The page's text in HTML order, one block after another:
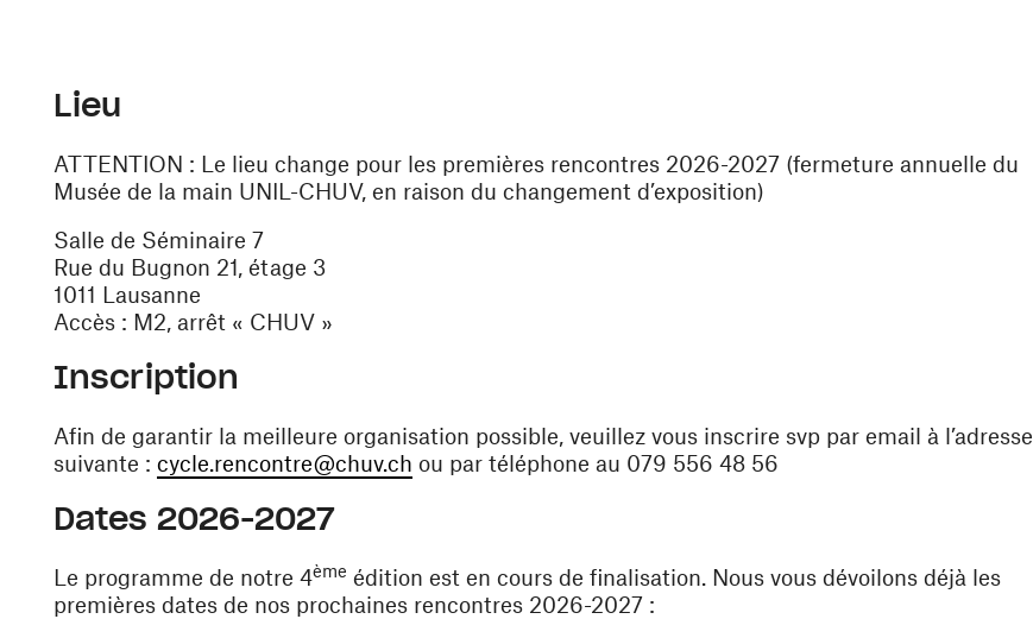
Lieu
ATTENTION : Le lieu change pour les premières rencontres 2026-2027 (fermeture annuelle du
Musée de la main UNIL-CHUV, en raison du changement d’exposition)
Salle de Séminaire 7
Rue du Bugnon 21, étage 3
1011 Lausanne
Accès : M2, arrêt « CHUV »
Inscription
Afin de garantir la meilleure organisation possible, veuillez vous inscrire svp par email à l’adresse
suivante : cycle.rencontre@chuv.ch ou par téléphone au 079 556 48 56
Dates 2026-2027
Le programme de notre 4ème édition est en cours de finalisation. Nous vous dévoilons déjà les
premières dates de nos prochaines rencontres 2026-2027 :